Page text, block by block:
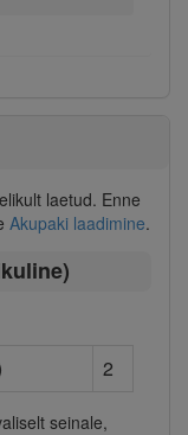
laetud. Enne
Akupaki laadimine.
2
seinale,